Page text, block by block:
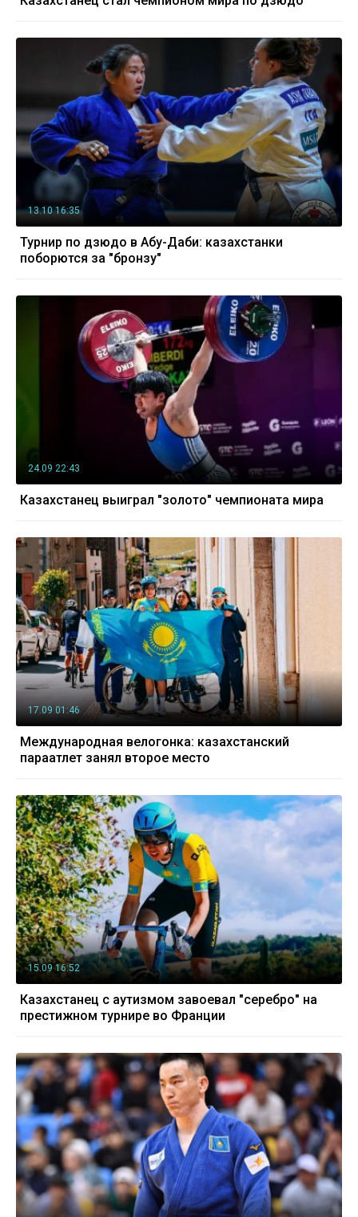
13.10 16:35
Турнир по дзюдо в Абу-Даби: казахстанки
поборются за "бронзу"
24.09 22:43
Казахстанец выиграл "золото" чемпионата мира
17.09 01:46
Международная велогонка: казахстанский
параатлет занял второе место
15.09 16:52
Казахстанец с аутизмом завоевал "серебро" на
престижном турнире во Франции